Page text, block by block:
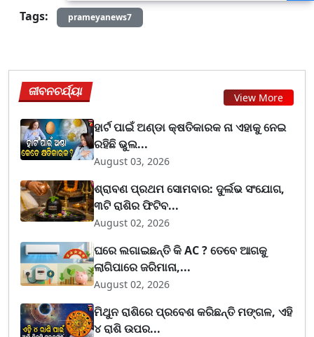
Tags: prameyanews7
ଜୀବନଚର୍ଯ୍ୟା View More
ହାର୍ଟ ପାଇଁ ଅଣ୍ଡା କ୍ଷତିକାରକ ନା ଏହାକୁ ନେଇ
ରହିଛି ଭୁଲ...
August 03, 2026
ଶ୍ରାବଣ ପ୍ରଥମ ସୋମବାର: ଦୁର୍ଲଭ ସଂଯୋଗ,
୩ଟି ରାଶିର ଫିଟିବ...
August 02, 2026
ଘରେ ଲଗାଇଛନ୍ତି କି AC ? ତେବେ ଆଗକୁ
ଲାଗିପାରେ ଜରିମାନା,...
August 02, 2026
ମିଥୁନ ରାଶିରେ ପ୍ରବେଶ କରିଛନ୍ତି ମଙ୍ଗଳ, ଏହି
୪ ରାଶି ଉପର...